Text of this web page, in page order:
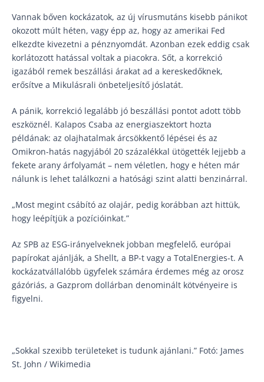
Vannak bőven kockázatok, az új vírusmutáns kisebb pánikot
okozott múlt héten, vagy épp az, hogy az amerikai Fed
elkezdte kivezetni a pénznyomdát. Azonban ezek eddig csak
korlátozott hatással voltak a piacokra. Sőt, a korrekció
igazából remek beszállási árakat ad a kereskedőknek,
erősítve a Mikulásrali önbeteljesítő jóslatát.
A pánik, korrekció legalább jó beszállási pontot adott több
eszköznél. Kalapos Csaba az energiaszektort hozta
példának: az olajhatalmak árcsökkentő lépései és az
Omikron-hatás nagyjából 20 százalékkal ütögették lejjebb a
fekete arany árfolyamát – nem véletlen, hogy e héten már
nálunk is lehet találkozni a hatósági szint alatti benzinárral.
„Most megint csábító az olajár, pedig korábban azt hittük,
hogy leépítjük a pozícióinkat.”
Az SPB az ESG-irányelveknek jobban megfelelő, európai
papírokat ajánlják, a Shellt, a BP-t vagy a TotalEnergies-t. A
kockázatvállalóbb ügyfelek számára érdemes még az orosz
gázóriás, a Gazprom dollárban denominált kötvényeire is
figyelni.
„Sokkal szexibb területeket is tudunk ajánlani.” Fotó: James
St. John / Wikimedia